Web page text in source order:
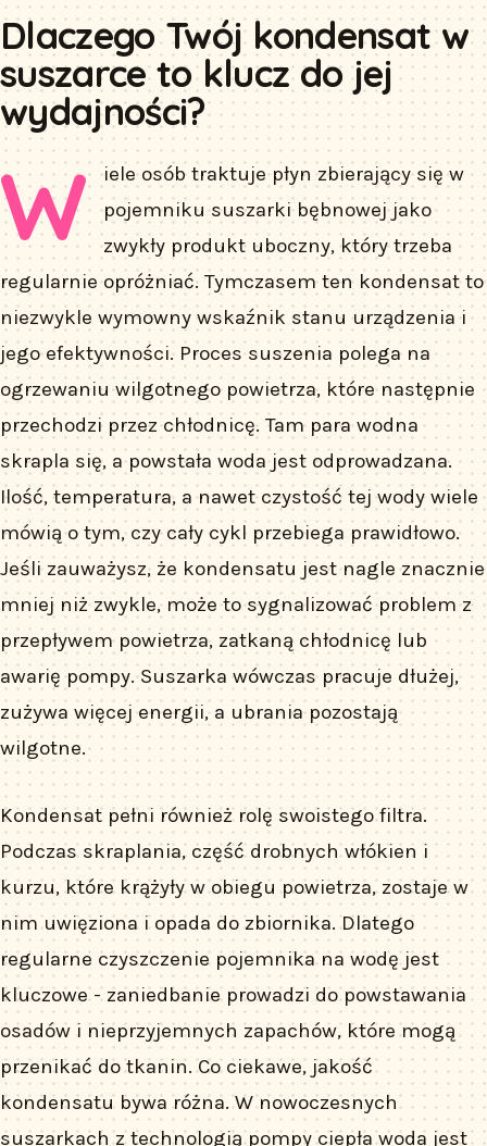
Dlaczego Twój kondensat w
suszarce to klucz do jej
wydajności?
W
iele osób traktuje płyn zbierający się w
pojemniku suszarki bębnowej jako
zwykły produkt uboczny, który trzeba
regularnie opróżniać. Tymczasem ten kondensat to
niezwykle wymowny wskaźnik stanu urządzenia i
jego efektywności. Proces suszenia polega na
ogrzewaniu wilgotnego powietrza, które następnie
przechodzi przez chłodnicę. Tam para wodna
skrapla się, a powstała woda jest odprowadzana.
Ilość, temperatura, a nawet czystość tej wody wiele
mówią o tym, czy cały cykl przebiega prawidłowo.
Jeśli zauważysz, że kondensatu jest nagle znacznie
mniej niż zwykle, może to sygnalizować problem z
przepływem powietrza, zatkaną chłodnicę lub
awarię pompy. Suszarka wówczas pracuje dłużej,
zużywa więcej energii, a ubrania pozostają
wilgotne.
Kondensat pełni również rolę swoistego filtra.
Podczas skraplania, część drobnych włókien i
kurzu, które krążyły w obiegu powietrza, zostaje w
nim uwięziona i opada do zbiornika. Dlatego
regularne czyszczenie pojemnika na wodę jest
kluczowe - zaniedbanie prowadzi do powstawania
osadów i nieprzyjemnych zapachów, które mogą
przenikać do tkanin. Co ciekawe, jakość
kondensatu bywa różna. W nowoczesnych
suszarkach z technologią pompy ciepła woda jest